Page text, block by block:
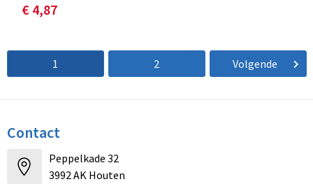
€ 4,87
1 2 Volgende
Contact
Peppelkade 32
3992 AK Houten